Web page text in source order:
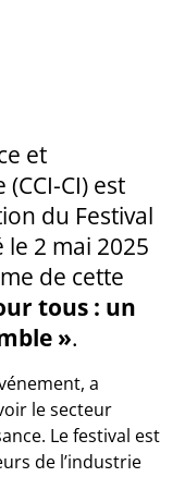
et
CI) est
du Festival
le 2 mai 2025
de cette
tous : un
».
a
le secteur
Le festival est
de l’industrie